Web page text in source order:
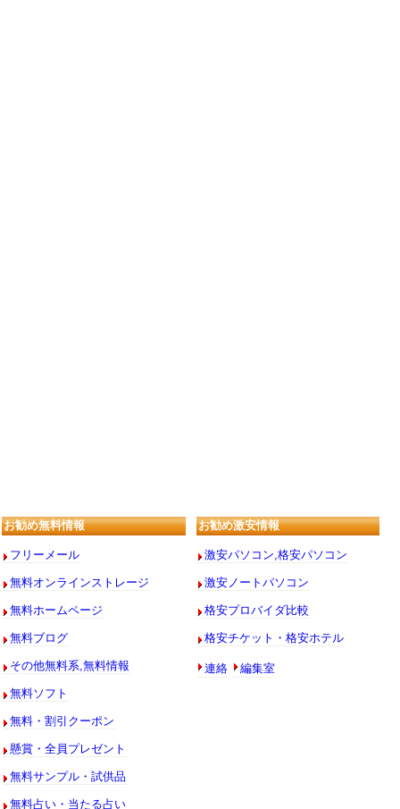
お勧め無料情報
フリーメール
無料オンラインストレージ
無料ホームページ
無料ブログ
その他無料系,無料情報
無料ソフト
無料・割引クーポン
懸賞・全員プレゼント
無料サンプル・試供品
無料占い・当たる占い
お勧め激安情報
激安パソコン,格安パソコン
激安ノートパソコン
格安プロバイダ比較
格安チケット・格安ホテル
連絡 編集室